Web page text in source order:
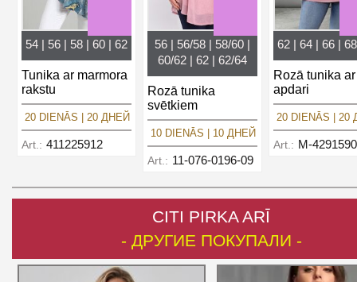
54 | 56 | 58 | 60 | 62
Tunika ar marmora
rakstu
20 DIENĀS | 20 ДНЕЙ
Art.: 411225912
56 | 56/58 | 58/60 |
60/62 | 62 | 62/64
Rozā tunika
svētkiem
10 DIENĀS | 10 ДНЕЙ
Art.: 11-076-0196-09
62 | 64 | 66 |
Rozā tunika ar
apdari
20 DIENĀS | 20
Art.: M-
CITI PIRKA ARĪ
- ДРУГИЕ ПОКУПАЛИ -